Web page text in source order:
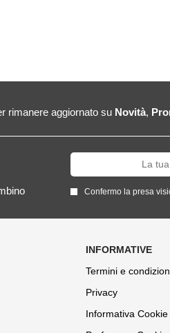
rimanere aggiornato su Novità,
Confermo la presa
Termini e
Privacy
Informativa Cookie